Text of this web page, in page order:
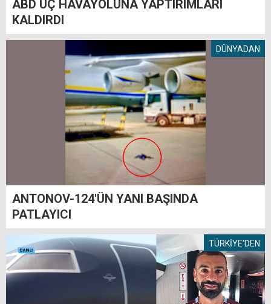
ABD ÜÇ HAVAYOLUNA YAPTIRIMLARI
KALDIRDI
DÜNYADAN
ANTONOV-124'ÜN YANI BAŞINDA
PATLAYICI
TÜRKİYE'DEN